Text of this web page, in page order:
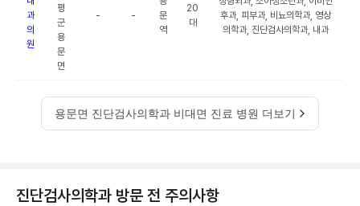
과
의
원
평
군
용
문
면
- -
문
역
20
대
후과, 피부과, 비뇨의학과, 영상
의학과, 진단검사의학과, 내과
용문면 진단검사의학과 비대면 진료 병원 더보기
진단검사의학과 방문 전 주의사항